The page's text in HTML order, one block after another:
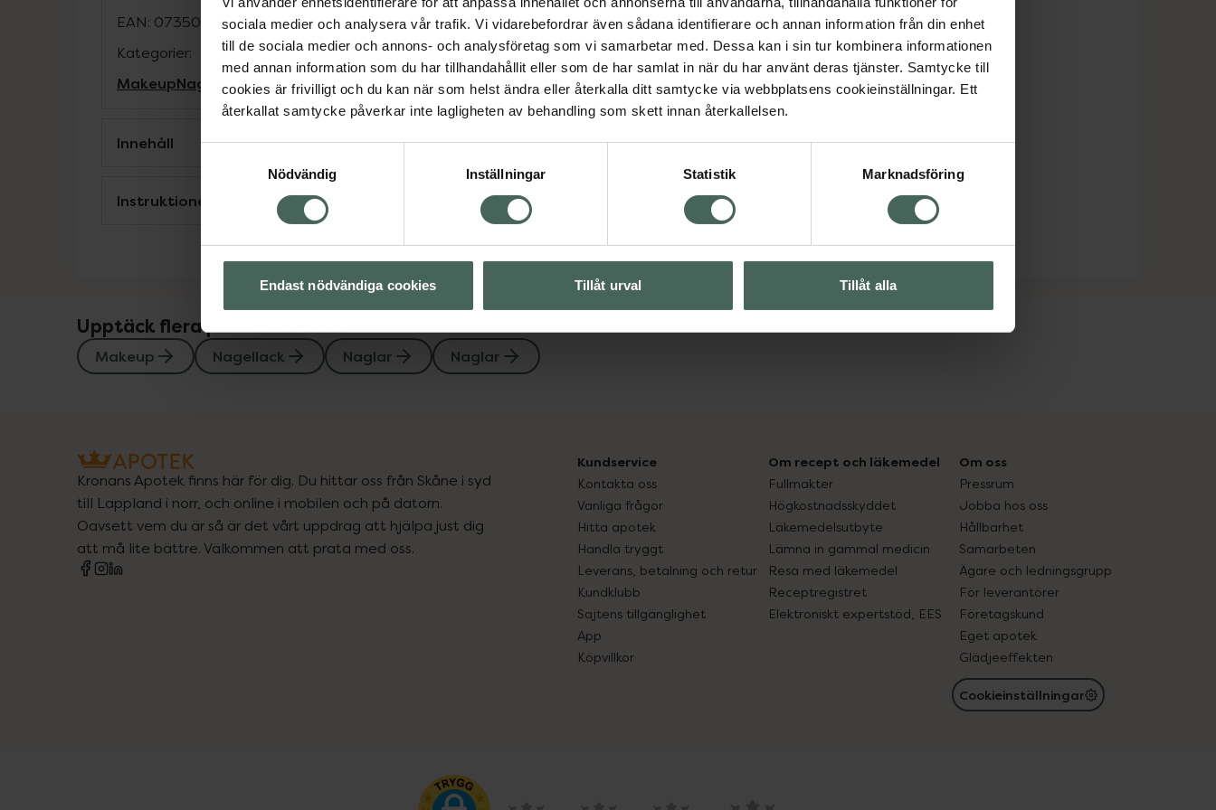
sociala medier och analysera vår trafik. Vi vidarebefordrar även sådana identifierare och annan information från din enhet
till de sociala medier och annons- och analysföretag som vi samarbetar med. Dessa kan i sin tur kombinera informationen
med annan information som du har tillhandahållit eller som de har samlat in när du har använt deras tjänster. Samtycke till
cookies är frivilligt och du kan när som helst ändra eller återkalla ditt samtycke via webbplatsens cookieinställningar. Ett
återkallat samtycke påverkar inte lagligheten av behandling som skett innan återkallelsen.
Nödvändig
Inställningar Statistik Marknadsföring
Endast nödvändiga cookies Tillåt urval Tillåt alla
EAN: 07350137740762
Kategorier:
MakeupNagellackNaglarNaglar
Innehåll Visa
Instruktioner Visa
Upptäck flera produkter inom
Makeup Nagellack Naglar Naglar
Kronans Apotek finns här för dig. Du hittar oss från Skåne i syd
till Lappland i norr, och online i mobilen och på datorn.
Oavsett vem du är så är det vårt uppdrag att hjälpa just dig
att må lite bättre. Välkommen att prata med oss.
Kundservice
Kontakta oss
Vanliga frågor
Hitta apotek
Handla tryggt
Leverans, betalning och retur
Kundklubb
Sajtens tillgänglighet
App
Köpvillkor
Om recept och läkemedel
Fullmakter
Högkostnadsskyddet
Läkemedelsutbyte
Lämna in gammal medicin
Resa med läkemedel
Receptregistret
Elektroniskt expertstöd, EES
Om oss
Pressrum
Jobba hos oss
Hållbarhet
Samarbeten
Ägare och ledningsgrupp
För leverantörer
Företagskund
Eget apotek
Glädjeeffekten
Cookieinställningar